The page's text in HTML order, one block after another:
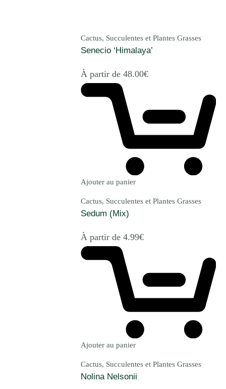
Cactus, Succulentes et Plantes Grasses
Senecio ‘Himalaya’
À partir de 48.00€
Ajouter au panier
Cactus, Succulentes et Plantes Grasses
Sedum (Mix)
À partir de 4.99€
Ajouter au panier
Cactus, Succulentes et Plantes Grasses
Nolina Nelsonii